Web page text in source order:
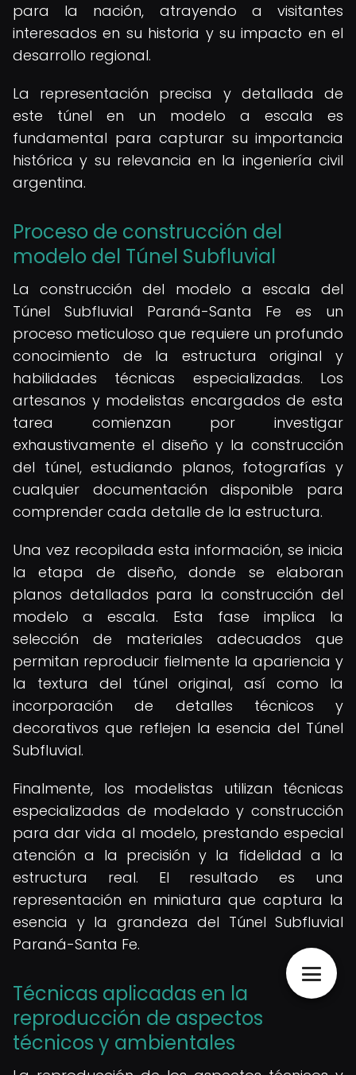
para la nación, atrayendo a visitantes
interesados en su historia y su impacto en el
desarrollo regional.
La representación precisa y detallada de
este túnel en un modelo a escala es
fundamental para capturar su importancia
histórica y su relevancia en la ingeniería civil
argentina.
Proceso de construcción del
modelo del Túnel Subfluvial
La construcción del modelo a escala del
Túnel Subfluvial Paraná-Santa Fe es un
proceso meticuloso que requiere un profundo
conocimiento de la estructura original y
habilidades técnicas especializadas. Los
artesanos y modelistas encargados de esta
tarea comienzan por investigar
exhaustivamente el diseño y la construcción
del túnel, estudiando planos, fotografías y
cualquier documentación disponible para
comprender cada detalle de la estructura.
Una vez recopilada esta información, se inicia
la etapa de diseño, donde se elaboran
planos detallados para la construcción del
modelo a escala. Esta fase implica la
selección de materiales adecuados que
permitan reproducir fielmente la apariencia y
la textura del túnel original, así como la
incorporación de detalles técnicos y
decorativos que reflejen la esencia del Túnel
Subfluvial.
Finalmente, los modelistas utilizan técnicas
especializadas de modelado y construcción
para dar vida al modelo, prestando especial
atención a la precisión y la fidelidad a la
estructura real. El resultado es una
representación en miniatura que captura la
esencia y la grandeza del Túnel Subfluvial
Paraná-Santa Fe.
Técnicas aplicadas en la
reproducción de aspectos
técnicos y ambientales